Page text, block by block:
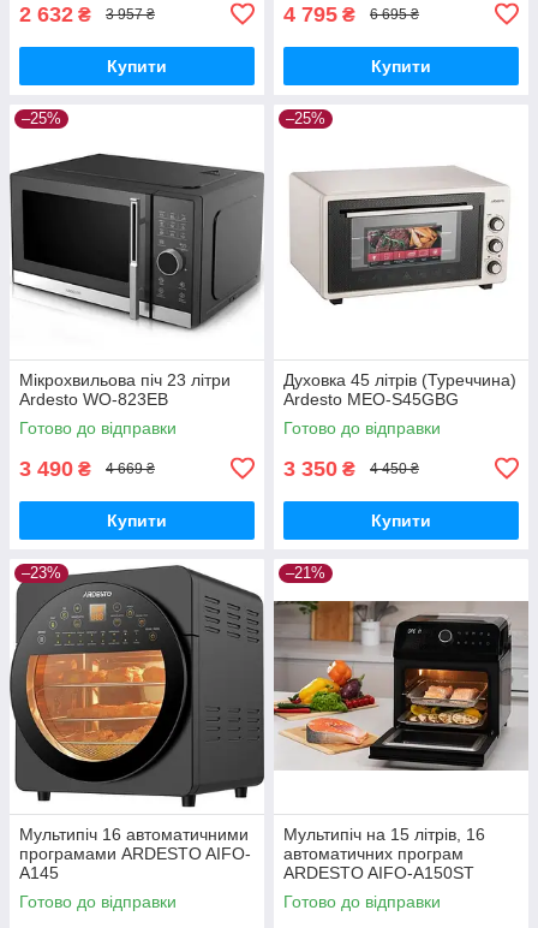
2 632 ₴ 3 957 ₴
Купити
4 795 ₴ 6 695 ₴
Купити
–25%
Мікрохвильова піч 23 літри
Ardesto WO-823EB
Готово до відправки
3 490 ₴ 4 669 ₴
Купити
–25%
Духовка 45 літрів (Туреччина)
Ardesto MEO-S45GBG
Готово до відправки
3 350 ₴ 4 450 ₴
Купити
–23%
Мультипіч 16 автоматичними
програмами ARDESTO AIFO-
A145
Готово до відправки
–21%
Мультипіч на 15 літрів, 16
автоматичних програм
ARDESTO AIFO-A150ST
Готово до відправки